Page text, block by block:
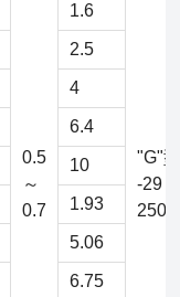
0.5
～
0.7
1.6
"G"
-29～
250
2.5
4
6.4
10
1.93
5.06
6.75